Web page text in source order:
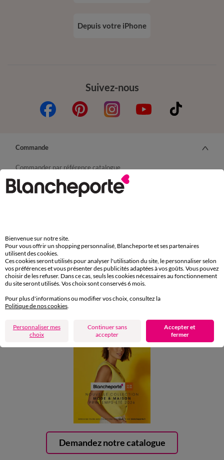
Suivez-nous
Depuis votre iPhone
Demandez notre catalogue
Commande
Commander par référence catalogue
Livraison
Retours gratuits en Point Relais®
(1) Offres et codes promos
Aide & conseils
Blancheporte
Bienvenue sur notre site.
Pour vous offrir un shopping personnalisé, Blancheporte et ses partenaires
utilisent des cookies.
Ces cookies seront utilisés pour analyser l'utilisation du site, le personnaliser selon
vos préférences et vous présenter des publicités adaptées à vos goûts. Vous pouvez
choisir de les refuser. Dans ce cas, seuls les cookies nécessaires au fonctionnement
du site seront utilisés. Vos choix sont conservés 6 mois.
Pour plus d'informations ou modifier vos choix, consultez la
Politique de nos cookies
Personnaliser mes
choix
Continuer sans
accepter
Accepter et
fermer